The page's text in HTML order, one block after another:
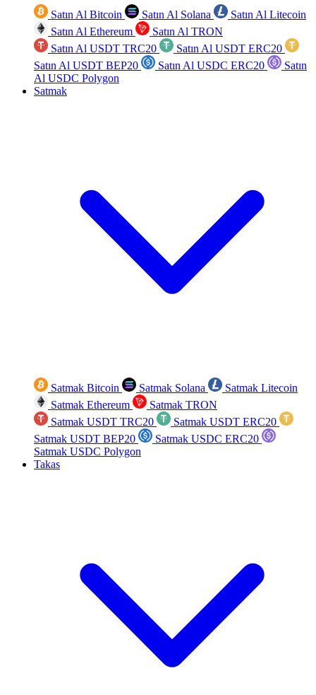
Satın Al Bitcoin Satın Al Solana
Satın Al Litecoin
Satın Al Ethereum
Satın Al TRON
Satın Al USDT TRC20
Satın Al USDT ERC20
Satın Al USDT BEP20
Satın Al USDC ERC20
Satın
Al USDC Polygon
Satmak
Satmak Bitcoin Satmak Solana
Satmak Litecoin
Satmak Ethereum
Satmak TRON
Satmak USDT TRC20
Satmak USDT ERC20
Satmak USDT BEP20
Satmak USDC ERC20
Satmak USDC Polygon
Takas